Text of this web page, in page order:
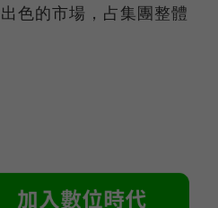
色的市場，占集團整體